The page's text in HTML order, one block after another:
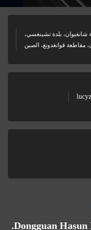
قرية شانغيوان، بلدة تشينغسي،
مقاطعة قوانغدونغ، الصين
Dongguan